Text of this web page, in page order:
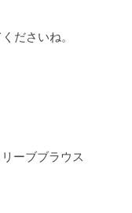
ださいね。
ーブブラウス